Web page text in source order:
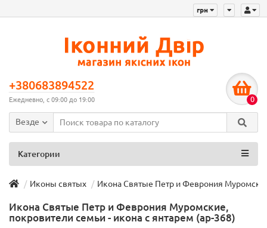
грн
+380683894522
Ежедневно, с 09:00 до 19:00 0
Везде
Категории
Иконы святых Икона Святые Петр и Феврония
Икона Святые Петр и Феврония Муромские,
покровители семьи - икона с янтарем (ар-368)